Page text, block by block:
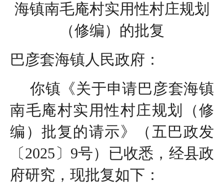
海镇南毛庵村实用性村庄规划
（修编）的批复
巴彦套海镇人民政府：
你镇《关于申请巴彦套海镇
南毛庵村实用性村庄规划（修
编）批复的请示》（五巴政发
〔2025〕9号）已收悉，经县政
府研究，现批复如下：